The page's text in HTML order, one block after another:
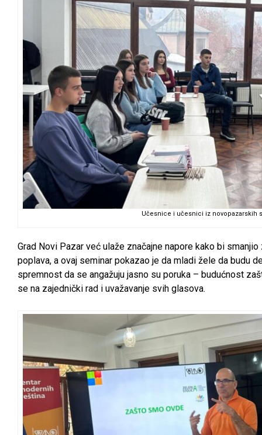
Učesnice i učesnici iz novopazarskih
Grad Novi Pazar već ulaže značajne napore kako bi
poplava, a ovaj seminar pokazao je da mladi žele da budu
spremnost da se angažuju jasno su poruka – budućnost
se na zajednički rad i uvažavanje svih glasova.